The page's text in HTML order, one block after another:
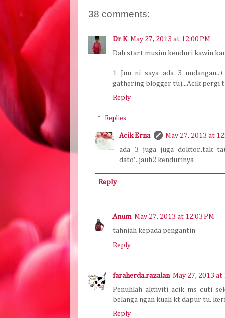
38 comments:
Dr K May 27, 2013 at 12:00 PM
Dah start musim kenduri kawin
1 Jun ni saya ada 3
gathering blogger tu)...Acik pergi
Reply
Replies
Acik Erna
May 27, 2013 at
ada 3 juga juga doktor..tak
dato'..jauh2 kendurinya
Reply
Anum May 27, 2013 at 12:03 PM
tahniah kepada pengantin
Reply
faraherda.razalan May 27, 2013 at
Penuhlah aktiviti acik ms cuti
belanga ngan kuali kt dapur tu,
Reply